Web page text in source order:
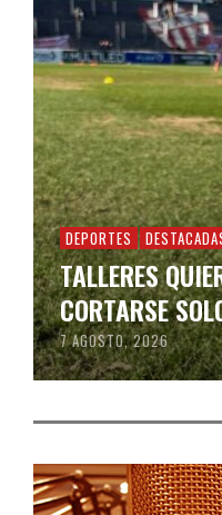
DEPORTES
TALLERES
CORTARSE
7 AGOSTO, 2026